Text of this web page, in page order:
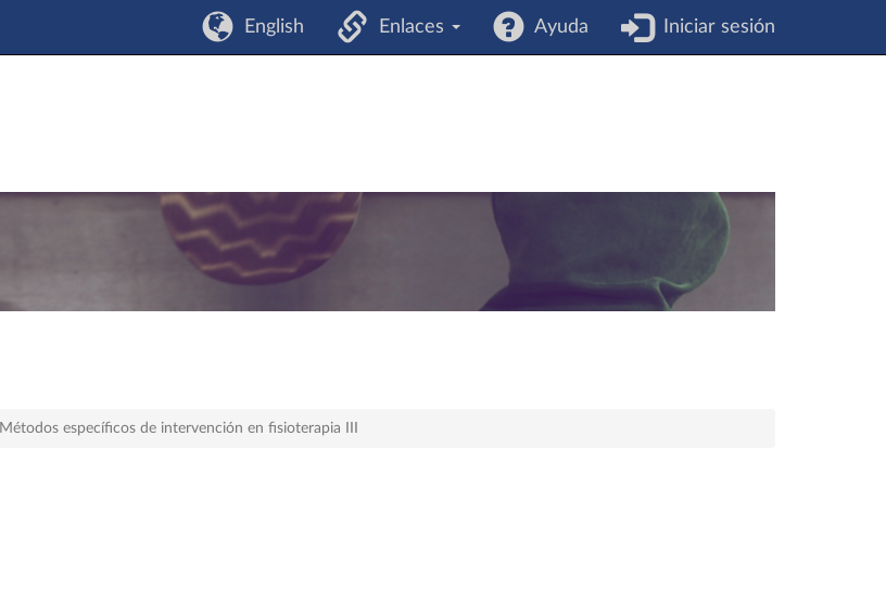
English Enlaces Ayuda Iniciar sesión
Métodos específicos de intervención en fisioterapia III